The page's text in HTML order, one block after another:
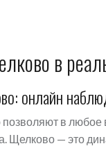
в
онлайн
в любое
Щелково — это